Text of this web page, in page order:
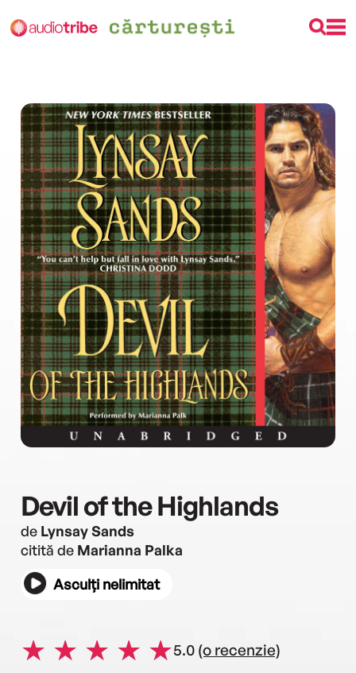
Devil of the Highlands
de Lynsay Sands
citită de Marianna Palka
Asculți nelimitat
5.0 (o recenzie)